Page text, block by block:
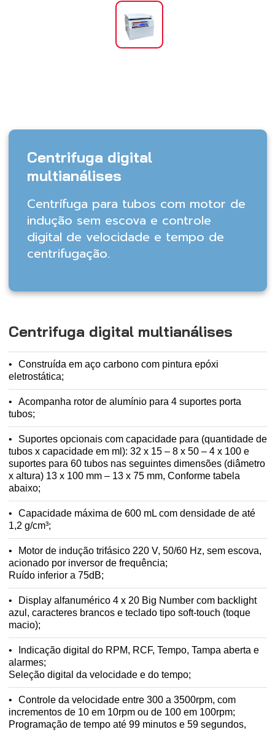
Centrifuga digital
multianálises
Centrífuga para tubos com motor de
indução sem escova e controle
digital de velocidade e tempo de
centrifugação.
Centrifuga digital multianálises
Construída em aço carbono com pintura epóxi
eletrostática;
Acompanha rotor de alumínio para 4 suportes porta
tubos;
Suportes opcionais com capacidade para (quantidade de
tubos x capacidade em ml): 32 x 15 – 8 x 50 – 4 x 100 e
suportes para 60 tubos nas seguintes dimensões (diâmetro
x altura) 13 x 100 mm – 13 x 75 mm, Conforme tabela
abaixo;
Capacidade máxima de 600 mL com densidade de até
1,2 g/cm³;
Motor de indução trifásico 220 V, 50/60 Hz, sem escova,
acionado por inversor de frequência;
Ruído inferior a 75dB;
Display alfanumérico 4 x 20 Big Number com backlight
azul, caracteres brancos e teclado tipo soft-touch (toque
macio);
Indicação digital do RPM, RCF, Tempo, Tampa aberta e
alarmes;
Seleção digital da velocidade e do tempo;
Controle da velocidade entre 300 a 3500rpm, com
incrementos de 10 em 10rpm ou de 100 em 100rpm;
Programação de tempo até 99 minutos e 59 segundos,